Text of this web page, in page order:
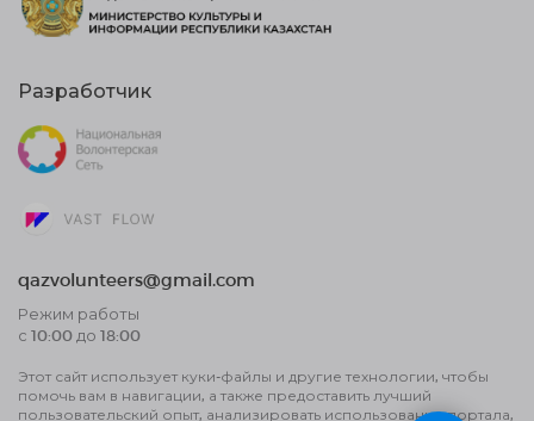
Разработчик
qazvolunteers@gmail.com
Режим работы
с 10:00 до 18:00
Договор публичной оферты
Пользовательское соглашение об
Этот сайт использует куки-файлы и другие технологии, чтобы
помочь вам в навигации, а также предоставить лучший
пользовательский опыт, анализировать использование портала,